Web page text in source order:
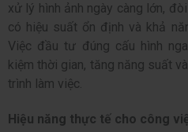
xử lý hình ảnh ngày càng lớn,
có hiệu suất ổn định và khả
Việc đầu tư đúng cấu hình
kiệm thời gian, tăng năng suất
trình làm việc.
Hiệu năng thực tế cho công